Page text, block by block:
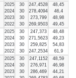
2025
2024
2023
2022
30
30
30
30
247,4528
278,4094
273,799
269,9503
48,45
46,4
48,98
49,45
2025
2024
2023
2022
30
30
30
30
247,373
271,5623
259,825
247,2534
48,48
49,23
54,83
61,9
2025
2024
2023
30
30
30
247,1152
276,971
286,469
48,59
46,98
44,21